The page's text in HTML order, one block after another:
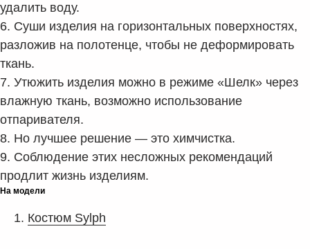
удалить воду.
6. Суши изделия на горизонтальных поверхностях,
разложив на полотенце, чтобы не деформировать
ткань.
7. Утюжить изделия можно в режиме «Шелк» через
влажную ткань, возможно использование
отпаривателя.
8. Но лучшее решение — это химчистка.
9. Соблюдение этих несложных рекомендаций
продлит жизнь изделиям.
На модели
Костюм Sylph